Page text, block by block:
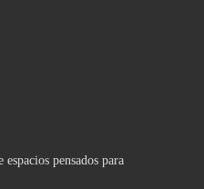
pensados para